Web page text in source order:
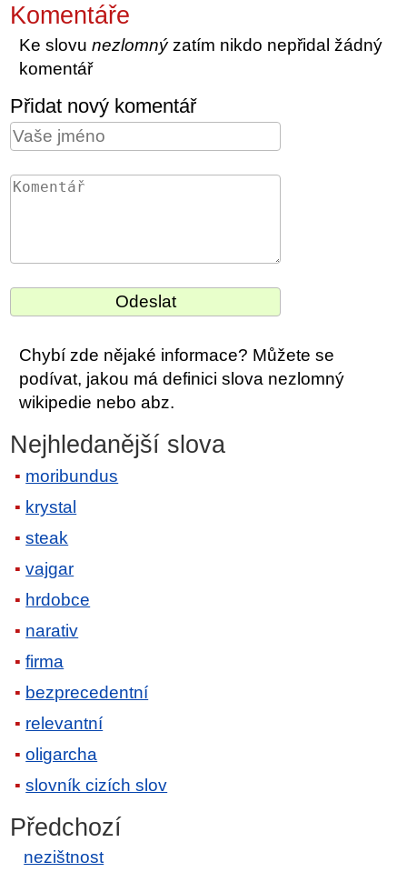
Komentáře
Ke slovunezlomnýzatím nikdo nepřidal žádný
komentář
Přidat nový komentář
Chybí zde nějaké informace? Můžete se
podívat, jakou má definici slova nezlomný
wikipedie nebo abz.
Nejhledanější slova
moribundus
krystal
steak
vajgar
hrdobce
narativ
firma
bezprecedentní
relevantní
oligarcha
slovník cizích slov
Předchozí
nezištnost